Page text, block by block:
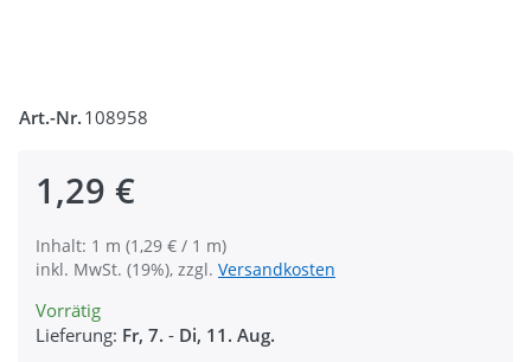
Art.-Nr. 108958
1,29 €
Inhalt: 1 m (1,29 € / 1 m)
inkl. MwSt. (19%), zzgl. Versandkosten
Vorrätig
Lieferung: Fr, 7. - Di, 11. Aug.